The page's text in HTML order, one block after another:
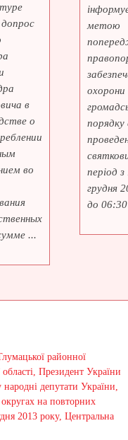
в
о
во
...
метою
охорони
порядку
період
грудня
до
районної
області, Президент України
народні депутати України,
на повторних
2013 року, Центральна